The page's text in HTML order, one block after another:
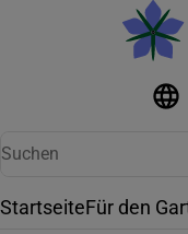
StartseiteFür den